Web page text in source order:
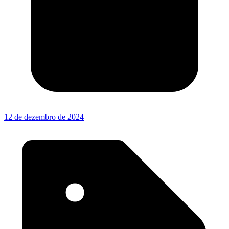
12 de dezembro de 2024